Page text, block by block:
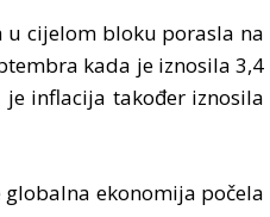
u cijelom bloku porasla na
kada je iznosila 3,4
inflacija također iznosila
ekonomija počela